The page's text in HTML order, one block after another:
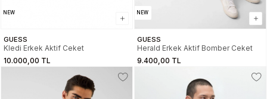
NEW
GUESS
Kledi Erkek Aktif Ceket
10.000,00 TL
NEW
GUESS
Herald Erkek Aktif Bomber Ceket
9.400,00 TL